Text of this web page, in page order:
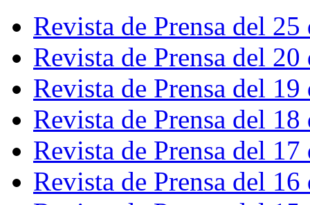
Revista de Prensa del
Revista de Prensa del
Revista de Prensa del
Revista de Prensa del
Revista de Prensa del
Revista de Prensa del